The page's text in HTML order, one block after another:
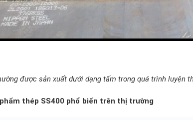
được sản xuất dưới dạng tấm trong quá trình luyện
thép SS400 phổ biến trên thị trường